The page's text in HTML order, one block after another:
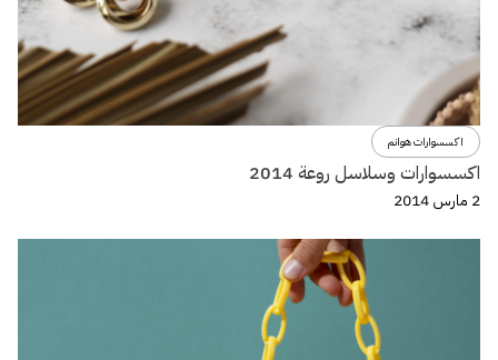
اكسسوارات هوانم
اكسسوارات وسلاسل روعة 2014
2 مارس 2014